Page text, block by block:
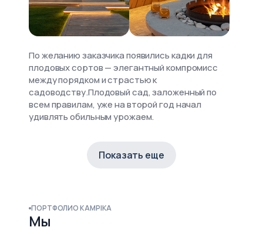
По желанию заказчика появились кадки для
плодовых сортов — элегантный компромисс
между порядком и страстью к
садоводству.Плодовый сад, заложенный по
всем правилам, уже на второй год начал
удивлять обильным урожаем.
архитектурная история, где каждый шаг
дальнюю точку участка — как бельгийская
скамейка на окраине деревни, откуда
открывается лучший вид. . Это не просто зона
Показать еще
ПОРТФОЛИО KAMPIKA
Мы